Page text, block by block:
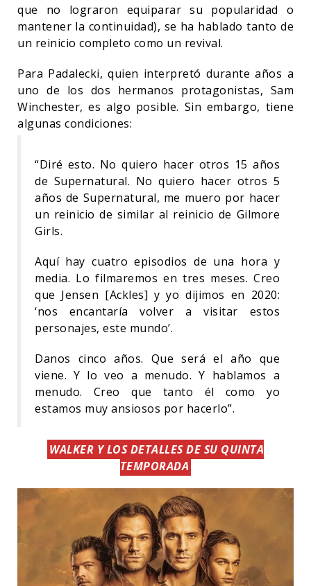
que no lograron equiparar su popularidad o
mantener la continuidad), se ha hablado tanto de
un reinicio completo como un revival.
Para Padalecki, quien interpretó durante años a
uno de los dos hermanos protagonistas, Sam
Winchester, es algo posible. Sin embargo, tiene
algunas condiciones:
“Diré esto. No quiero hacer otros 15 años
de Supernatural. No quiero hacer otros 5
años de Supernatural, me muero por hacer
un reinicio de similar al reinicio de Gilmore
Girls.
Aquí hay cuatro episodios de una hora y
media. Lo filmaremos en tres meses. Creo
que Jensen [Ackles] y yo dijimos en 2020:
‘nos encantaría volver a visitar estos
personajes, este mundo’.
Danos cinco años. Que será el año que
viene. Y lo veo a menudo. Y hablamos a
menudo. Creo que tanto él como yo
estamos muy ansiosos por hacerlo”.
WALKER Y LOS DETALLES DE SU QUINTA
TEMPORADA